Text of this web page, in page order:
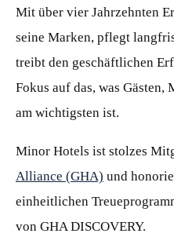
Mit über vier Jahrzehnten
seine Marken, pflegt
treibt den geschäftlichen
Fokus auf das, was
am wichtigsten ist.
Minor Hotels ist stolzes
Alliance (GHA) und
einheitlichen
von GHA DISCOVERY.